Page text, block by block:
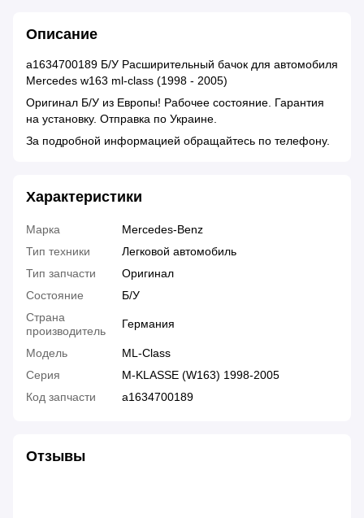
Описание
a1634700189 Б/У Расширительный бачок для автомобиля
Mercedes w163 ml-сlass (1998 - 2005)
Оригинал Б/У из Европы! Рабочее состояние. Гарантия
на установку. Отправка по Украине.
За подробной информацией обращайтесь по телефону.
Характеристики
Марка
Mercedes-Benz
Тип техники
Легковой автомобиль
Тип запчасти
Оригинал
Состояние
Б/У
Страна
производитель
Германия
Модель
ML-Class
Серия
M-KLASSE (W163) 1998-2005
Код запчасти
a1634700189
Отзывы